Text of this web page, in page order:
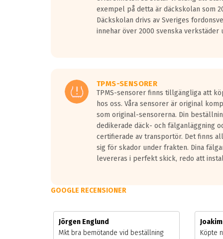
Vid körning i över 50km/h brukar
På däckmärkningen kommer det finnas en
medans de vita vågorna påvisar om det är ett tyst
Ett däck med tre svarta vågor uppnår de
exempel på detta är däckskolan som
Däckskolan drivs av Sveriges
innehar över 2000 svenska verkstäder
TPMS-SENSORER
TPMS-sensorer finns tillgängliga att
hos oss. Våra sensorer är original
som original-sensorerna. Din
dedikerade däck- och fälganläggning
certifierade av transportör. Det finns
sig för skador under frakten. Dina
levereras i perfekt skick, redo att
GOOGLE RECENSIONER
Jörgen Englund
Mkt bra bemötande vid beställning
Köpte